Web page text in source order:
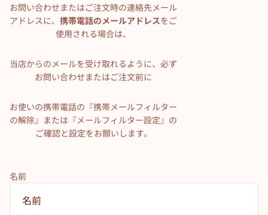
お問い合わせまたはご注文時の連絡先メール
アドレスに、 携帯電話のメールアドレスをご
使用される場合は、
当店からのメールを受け取れるように、必ず
お問い合わせまたはご注文前に
お使いの携帯電話の『携帯メールフィルター
の解除』または『メールフィルター設定』の
ご確認と設定をお願いします。
名前